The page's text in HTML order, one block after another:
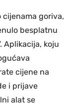
goriva,
besplatnu
Aplikacija, koju
cijene na
i prijave
alat se